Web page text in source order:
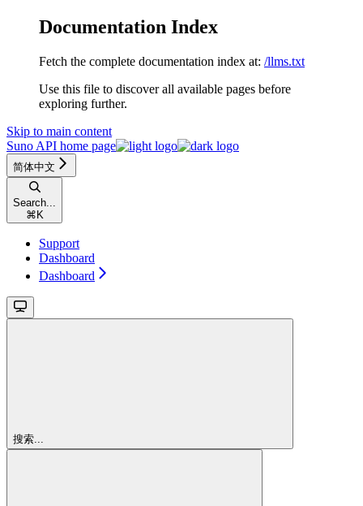
Documentation Index
Fetch the complete documentation index at: /llms.txt
Use this file to discover all available pages before
exploring further.
Skip to main content
Suno API home page
简体中文
Search...
⌘ K
Support
Dashboard
Dashboard
搜索...